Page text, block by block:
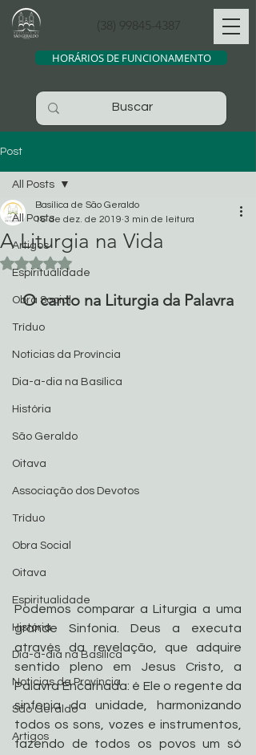
(38) 99845-4387
HORÁRIOS DE FUNCIONAMENTO
Post
All Posts
Artigos
Espiritualidade
Obra Social
Tríduo
Noticias da Província
Dia-a-dia na Basílica
História
São Geraldo
Oitava
Associação dos Devotos
Tríduo
Obra Social
Oitava
Espiritualidade
História
Dia-a-dia na Basílica
Noticias da Província
São Geraldo
Artigos
All Posts
A Liturgia na Vida
Basílica de São Geraldo
16 de dez. de 2019 3 min de leitura
Avaliado com NaN de 5 estrelas.
O canto na Liturgia da Palavra
Podemos comparar a Liturgia a uma
grande Sinfonia. Deus a executa
através da revelação, que adquire
sentido pleno em Jesus Cristo, a
Palavra Encarnada: é Ele o regente da
sinfonia da unidade, harmonizando
todos os sons, vozes e instrumentos,
fazendo de todos os povos um só